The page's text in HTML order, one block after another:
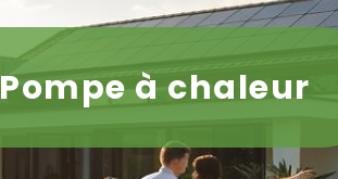
Pompe à chaleur